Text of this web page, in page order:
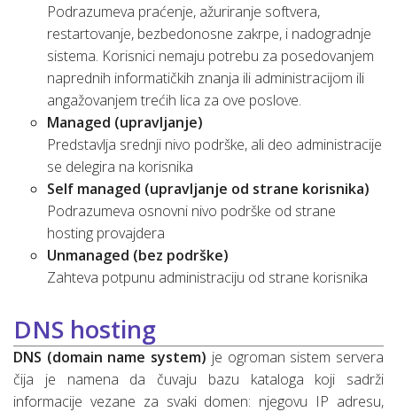
Podrazumeva praćenje, ažuriranje softvera,
restartovanje, bezbedonosne zakrpe, i nadogradnje
sistema. Korisnici nemaju potrebu za posedovanjem
naprednih informatičkih znanja ili administracijom ili
angažovanjem trećih lica za ove poslove.
Managed (upravljanje)
Predstavlja srednji nivo podrške, ali deo administracije
se delegira na korisnika
Self managed (upravljanje od strane korisnika)
Podrazumeva osnovni nivo podrške od strane
hosting provajdera
Unmanaged (bez podrške)
Zahteva potpunu administraciju od strane korisnika
DNS hosting
DNS (domain name system) je ogroman sistem servera
čija je namena da čuvaju bazu kataloga koji sadrži
informacije vezane za svaki domen: njegovu IP adresu,